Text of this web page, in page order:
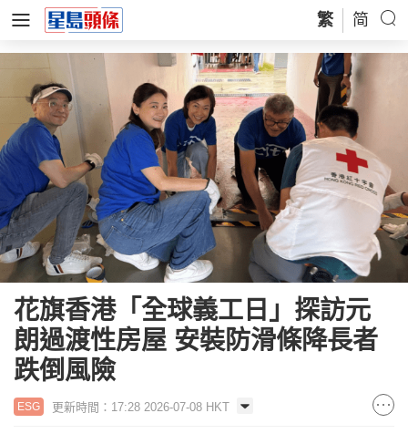
繁 简
花旗香港「全球義工日」探訪元
朗過渡性房屋 安裝防滑條降長者
跌倒風險
ESG 更新時間：17:28 2026-07-08 HKT